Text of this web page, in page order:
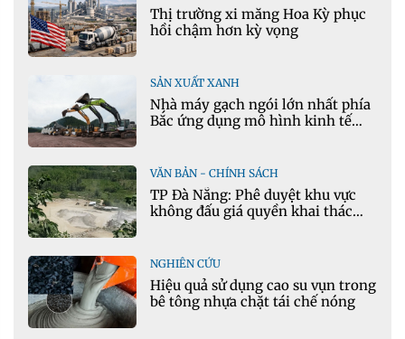
Thị trường xi măng Hoa Kỳ phục
hồi chậm hơn kỳ vọng
SẢN XUẤT XANH
Nhà máy gạch ngói lớn nhất phía
Bắc ứng dụng mô hình kinh tế
VĂN BẢN - CHÍNH SÁCH
TP Đà Nẵng: Phê duyệt khu vực
không đấu giá quyền khai thác
NGHIÊN CỨU
Hiệu quả sử dụng cao su vụn trong
bê tông nhựa chặt tái chế nóng